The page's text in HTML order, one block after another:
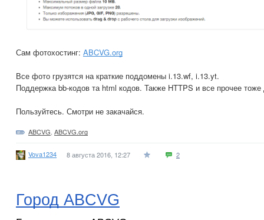
Сам фотохостинг: ABCVG.org
Все фото грузятся на краткие поддомены i.13.wf, i.13.yt.
Поддержка bb-кодов та html кодов. Также HTTPS и все прочее тоже
Пользуйтесь. Смотри не закачайся.
ABCVG ABCVG.org
Vova1234 8 августа 2016, 12:27 2
Город ABCVG